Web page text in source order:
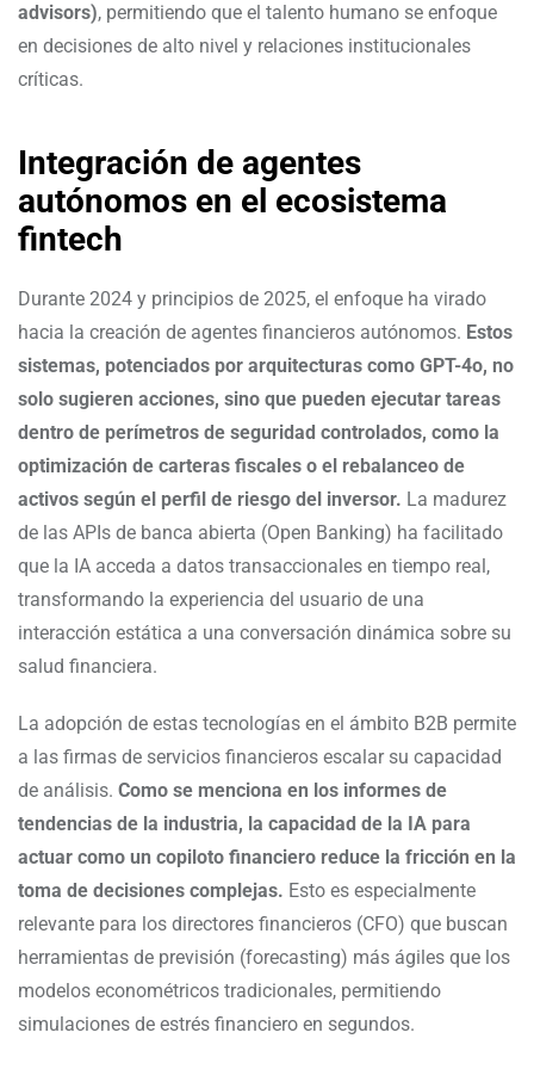
advisors), permitiendo que el talento humano se enfoque
en decisiones de alto nivel y relaciones institucionales
críticas.
Integración de agentes
autónomos en el ecosistema
fintech
Durante 2024 y principios de 2025, el enfoque ha virado
hacia la creación de agentes financieros autónomos. Estos
sistemas, potenciados por arquitecturas como GPT-4o, no
solo sugieren acciones, sino que pueden ejecutar tareas
dentro de perímetros de seguridad controlados, como la
optimización de carteras fiscales o el rebalanceo de
activos según el perfil de riesgo del inversor. La madurez
de las APIs de banca abierta (Open Banking) ha facilitado
que la IA acceda a datos transaccionales en tiempo real,
transformando la experiencia del usuario de una
interacción estática a una conversación dinámica sobre su
salud financiera.
La adopción de estas tecnologías en el ámbito B2B permite
a las firmas de servicios financieros escalar su capacidad
de análisis. Como se menciona en los informes de
tendencias de la industria, la capacidad de la IA para
actuar como un copiloto financiero reduce la fricción en la
toma de decisiones complejas. Esto es especialmente
relevante para los directores financieros (CFO) que buscan
herramientas de previsión (forecasting) más ágiles que los
modelos econométricos tradicionales, permitiendo
simulaciones de estrés financiero en segundos.